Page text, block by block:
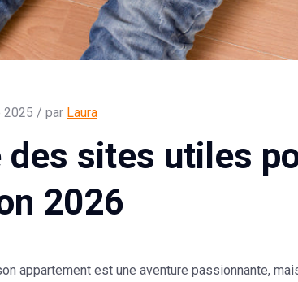
2025 / par Laura
des sites utiles
2026
appartement est une aventure passionnante,